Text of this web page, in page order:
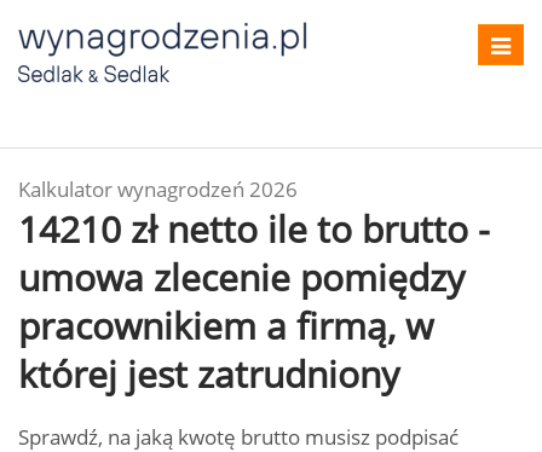
Kalkulator wynagrodzeń 2026
14210 zł netto ile to brutto -
umowa zlecenie pomiędzy
pracownikiem a firmą, w
której jest zatrudniony
Sprawdź, na jaką kwotę brutto musisz podpisać